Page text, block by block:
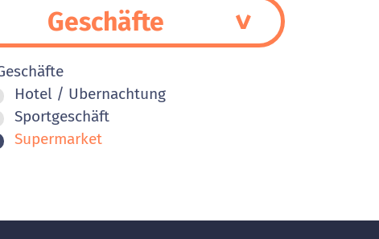
Geschäfte
Hotel / Ubernachtung
Sportgeschäft
Supermarket